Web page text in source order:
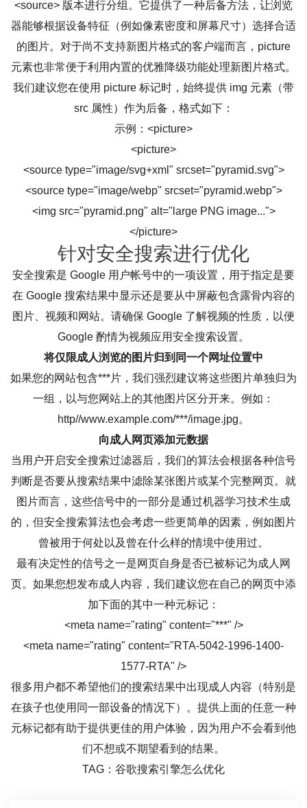
<source> 版本进行分组。它提供了一种后备方法，让浏览
器能够根据设备特征（例如像素密度和屏幕尺寸）选择合适
的图片。对于尚不支持新图片格式的客户端而言，picture
元素也非常便于利用内置的优雅降级功能处理新图片格式。
我们建议您在使用 picture 标记时，始终提供 img 元素（带
src 属性）作为后备，格式如下：
示例：<picture>
<picture>
<source type="image/svg+xml" srcset="pyramid.svg">
<source type="image/webp" srcset="pyramid.webp">
<img src="pyramid.png" alt="large PNG image...">
</picture>
针对安全搜索进行优化
安全搜索是 Google 用户帐号中的一项设置，用于指定是要
在 Google 搜索结果中显示还是要从中屏蔽包含露骨内容的
图片、视频和网站。请确保 Google 了解视频的性质，以便
Google 酌情为视频应用安全搜索设置。
将仅限成人浏览的图片归到同一个网址位置中
如果您的网站包含***片，我们强烈建议将这些图片单独归为
一组，以与您网站上的其他图片区分开来。例如：
http//www.example.com/***/image.jpg。
向成人网页添加元数据
当用户开启安全搜索过滤器后，我们的算法会根据各种信号
判断是否要从搜索结果中滤除某张图片或某个完整网页。就
图片而言，这些信号中的一部分是通过机器学习技术生成
的，但安全搜索算法也会考虑一些更简单的因素，例如图片
曾被用于何处以及曾在什么样的情境中使用过。
最有决定性的信号之一是网页自身是否已被标记为成人网
页。如果您想发布成人内容，我们建议您在自己的网页中添
加下面的其中一种元标记：
<meta name="rating" content="***" />
<meta name="rating" content="RTA-5042-1996-1400-
1577-RTA" />
很多用户都不希望他们的搜索结果中出现成人内容（特别是
在孩子也使用同一部设备的情况下）。提供上面的任意一种
元标记都有助于提供更佳的用户体验，因为用户不会看到他
们不想或不期望看到的结果。
TAG：谷歌搜索引擎怎么优化